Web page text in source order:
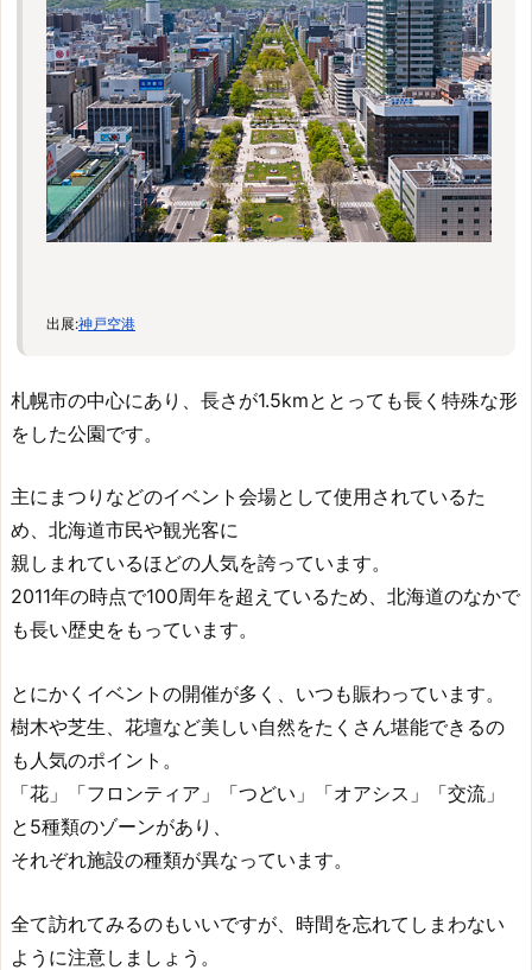
出展:神戸空港
札幌市の中心にあり、長さが1.5kmととっても長く特殊な形
をした公園です。
主にまつりなどのイベント会場として使用されているた
め、北海道市民や観光客に
親しまれているほどの人気を誇っています。
2011年の時点で100周年を超えているため、北海道のなかで
も長い歴史をもっています。
とにかくイベントの開催が多く、いつも賑わっています。
樹木や芝生、花壇など美しい自然をたくさん堪能できるの
も人気のポイント。
「花」「フロンティア」「つどい」「オアシス」「交流」
と5種類のゾーンがあり、
それぞれ施設の種類が異なっています。
全て訪れてみるのもいいですが、時間を忘れてしまわない
ように注意しましょう。